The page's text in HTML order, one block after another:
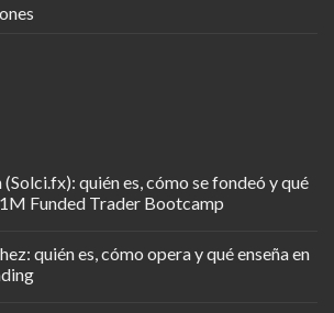
quién es, cómo se fondeó y qué
1M Funded Trader Bootcamp
quién es, cómo opera y qué enseña en